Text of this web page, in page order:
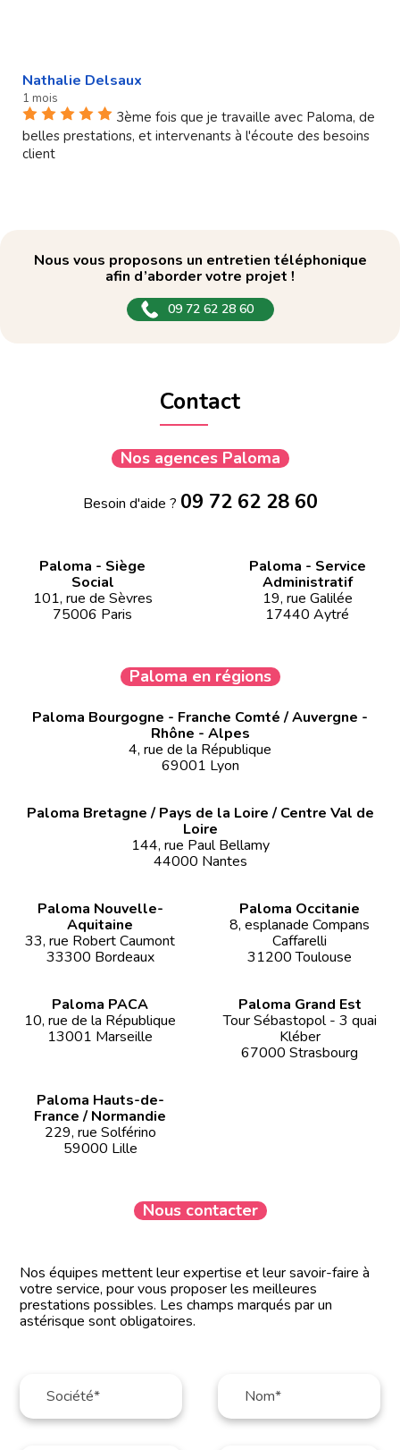
Nathalie Delsaux
1 mois
3ème fois que je travaille avec Paloma, de
belles prestations, et intervenants à l'écoute des besoins
client
Nous vous proposons un entretien téléphonique
afin d’aborder votre projet !
09 72 62 28 60
Contact
Nos agences Paloma
Besoin d'aide ? 09 72 62 28 60
Paloma - Siège
Social
101, rue de Sèvres
75006 Paris
Paloma - Service
Administratif
19, rue Galilée
17440 Aytré
Paloma en régions
Paloma Bourgogne - Franche Comté / Auvergne -
Rhône - Alpes
4, rue de la République
69001 Lyon
Paloma Bretagne / Pays de la Loire / Centre Val de
Loire
144, rue Paul Bellamy
44000 Nantes
Paloma Nouvelle-
Aquitaine
33, rue Robert Caumont
33300 Bordeaux
Paloma Occitanie
8, esplanade Compans
Caffarelli
31200 Toulouse
Paloma PACA
10, rue de la République
13001 Marseille
Paloma Grand Est
Tour Sébastopol - 3 quai
Kléber
67000 Strasbourg
Paloma Hauts-de-
France / Normandie
229, rue Solférino
59000 Lille
Nous contacter
Nos équipes mettent leur expertise et leur savoir-faire à
votre service, pour vous proposer les meilleures
prestations possibles. Les champs marqués par un
astérisque sont obligatoires.